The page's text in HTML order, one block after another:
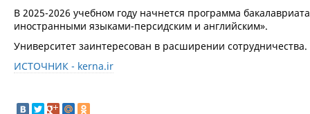
В 2025-2026 учебном году начнется программа
иностранными языками-персидским и английским».
Университет заинтересован в расширении сотрудничества.
ИСТОЧНИК - kerna.ir